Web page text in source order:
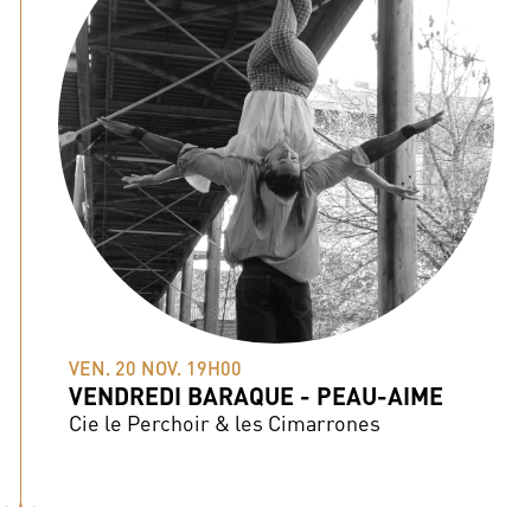
VEN. 20 NOV. 19H00
VENDREDI BARAQUE - PEAU-AIME
Cie le Perchoir & les Cimarrones